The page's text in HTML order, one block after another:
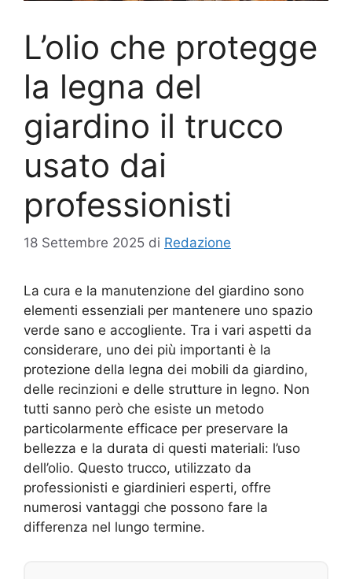
L’olio che protegge
la legna del
giardino il trucco
usato dai
professionisti
18 Settembre 2025 di Redazione
La cura e la manutenzione del giardino sono
elementi essenziali per mantenere uno spazio
verde sano e accogliente. Tra i vari aspetti da
considerare, uno dei più importanti è la
protezione della legna dei mobili da giardino,
delle recinzioni e delle strutture in legno. Non
tutti sanno però che esiste un metodo
particolarmente efficace per preservare la
bellezza e la durata di questi materiali: l’uso
dell’olio. Questo trucco, utilizzato da
professionisti e giardinieri esperti, offre
numerosi vantaggi che possono fare la
differenza nel lungo termine.